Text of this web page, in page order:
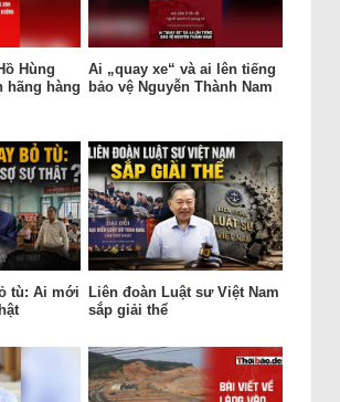
Hùng
hãng hàng
Ai „quay xe“ và ai lên tiếng
bảo vệ Nguyễn Thành Nam
tù: Ai mới
Liên đoàn Luật sư Việt Nam
sắp giải thể